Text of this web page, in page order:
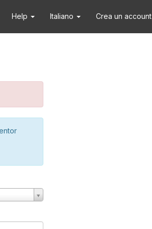
Help Italiano Crea un account